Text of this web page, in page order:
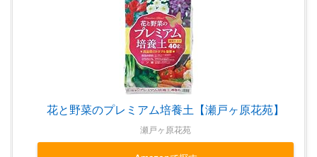
花と野菜のプレミアム培養土【瀬戸ヶ原花苑】
瀬戸ヶ原花苑